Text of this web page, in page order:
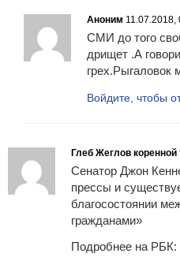
Аноним 11.07.2018,
СМИ до того
дрищет .А
Войдите, чтобы
Глеб Жеглов коренной
Сенатор Джон
прессы и
благосостоянии
гражданами»
Подробнее на РБК: